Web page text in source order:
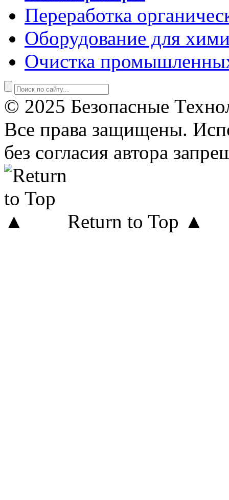
Переработка
Оборудование для
Очистка
© 2025 Безопасные
Все права защищены.
без согласия автора
Return to Top ▲